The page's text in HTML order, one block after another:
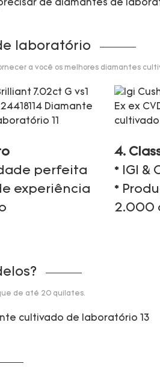
de diamantes de
laboratório
a você os melhores diamantes
perfeita
experiência
4.
* IGI &
*
2.000
de até 20 quilates.